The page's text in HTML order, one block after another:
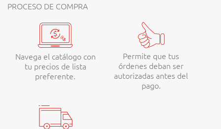
PROCESO DE COMPRA
Navega el catálogo con
tu precios de lista
preferente.
Permite que tus
órdenes deban ser
autorizadas antes del
pago.